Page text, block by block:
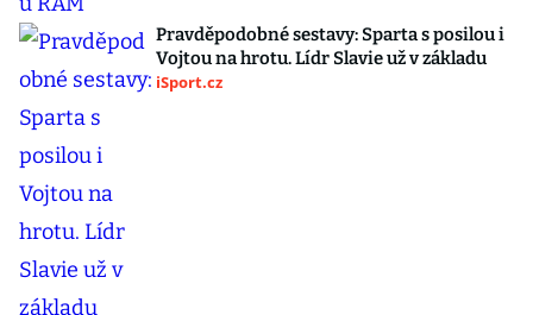
Pravděpodobné sestavy: Sparta s posilou i
Vojtou na hrotu. Lídr Slavie už v základu
iSport.cz